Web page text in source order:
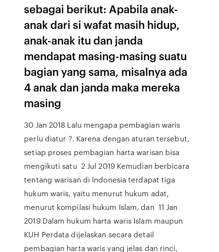
sebagai berikut: Apabila anak-
anak dari si wafat masih hidup,
anak-anak itu dan janda
mendapat masing-masing suatu
bagian yang sama, misalnya ada
4 anak dan janda maka mereka
masing
30 Jan 2018 Lalu mengapa pembagian waris
perlu diatur ?. Karena dengan aturan tersebut,
setiap proses pembagian harta warisan bisa
mengikuti satu 2 Jul 2019 Kemudian berbicara
tentang warisan di Indonesia terdapat tiga
hukum waris, yaitu menurut hukum adat,
menurut kompilasi hukum Islam, dan 11 Jan
2019 Dalam hukum harta waris Islam maupun
KUH Perdata dijelaskan secara detail
pembagian harta waris yang jelas dan rinci,